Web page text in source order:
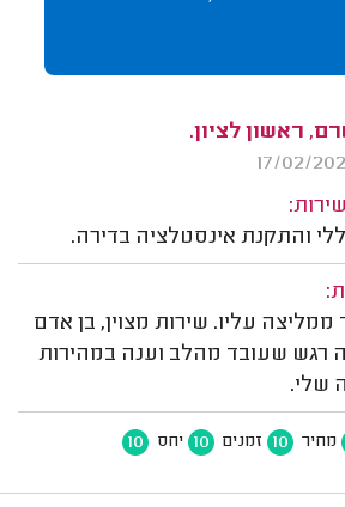
ראשון לציון.
והתקנת אינסטלציה בדירה.
ממליצה עליו. שירות מצוין, בן אדם
רגש שעובד מהלב וענה במהירות
שלי.
מחיר 10 זמנים 10 יחס 10